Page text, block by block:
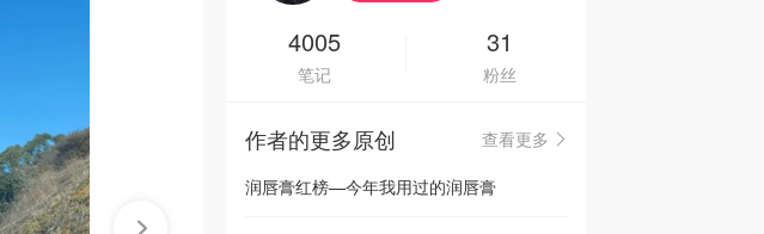
🇮🇹
🇦🇺
🇳🇿新西兰
4005
笔记
31
粉丝
作者的更多原创
查看更多
润唇膏红榜—今年我用过的润唇膏